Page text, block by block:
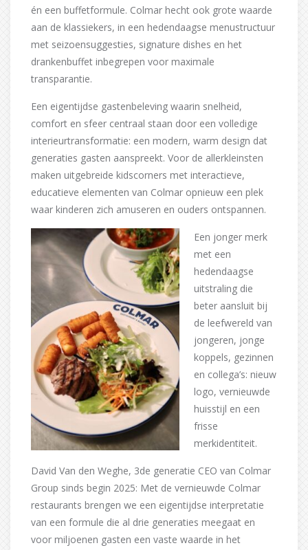
én een buffetformule. Colmar hecht ook grote waarde
aan de klassiekers, in een hedendaagse menustructuur
met seizoensuggesties, signature dishes en het
drankenbuffet inbegrepen voor maximale
transparantie.
Een eigentijdse gastenbeleving waarin snelheid,
comfort en sfeer centraal staan door een volledige
interieurtransformatie: een modern, warm design dat
generaties gasten aanspreekt. Voor de allerkleinsten
maken uitgebreide kidscorners met interactieve,
educatieve elementen van Colmar opnieuw een plek
waar kinderen zich amuseren en ouders ontspannen.
Een jonger merk
met een
hedendaagse
uitstraling die
beter aansluit bij
de leefwereld van
jongeren, jonge
koppels, gezinnen
en collega’s: nieuw
logo, vernieuwde
huisstijl en een
frisse
merkidentiteit.
David Van den Weghe, 3de generatie CEO van Colmar
Group sinds begin 2025: Met de vernieuwde Colmar
restaurants brengen we een eigentijdse interpretatie
van een formule die al drie generaties meegaat en
voor miljoenen gasten een vaste waarde in het